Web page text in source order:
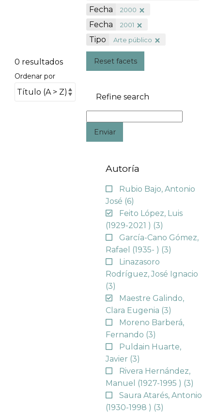
0 resultados
Ordenar por
Fecha 2000
Fecha 2001
Tipo Arte público
Reset facets
Refine search
Enviar
Autoría
Rubio Bajo, Antonio
José (6)
Feito López, Luis
(1929-2021 ) (3)
García-Cano Gómez,
Rafael (1935- ) (3)
Linazasoro
Rodríguez, José Ignacio
(3)
Maestre Galindo,
Clara Eugenia (3)
Moreno Barberá,
Fernando (3)
Puldain Huarte,
Javier (3)
Rivera Hernández,
Manuel (1927-1995 ) (3)
Saura Atarés, Antonio
(1930-1998 ) (3)